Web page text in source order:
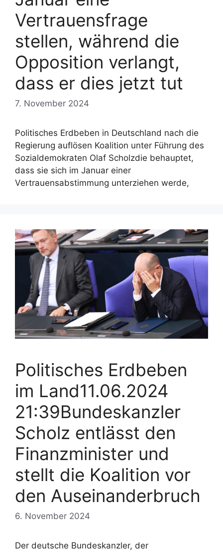
Vertrauensfrage
stellen, während die
Opposition verlangt,
dass er dies jetzt tut
7. November 2024
Politisches Erdbeben in Deutschland nach die
Regierung auflösen Koalition unter Führung des
Sozialdemokraten Olaf Scholzdie behauptet,
dass sie sich im Januar einer
Vertrauensabstimmung unterziehen werde,
Politisches Erdbeben
im Land11.06.2024
21:39Bundeskanzler
Scholz entlässt den
Finanzminister und
stellt die Koalition vor
den Auseinanderbruch
6. November 2024
Der deutsche Bundeskanzler, der